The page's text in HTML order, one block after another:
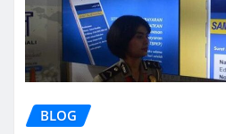
BLOG